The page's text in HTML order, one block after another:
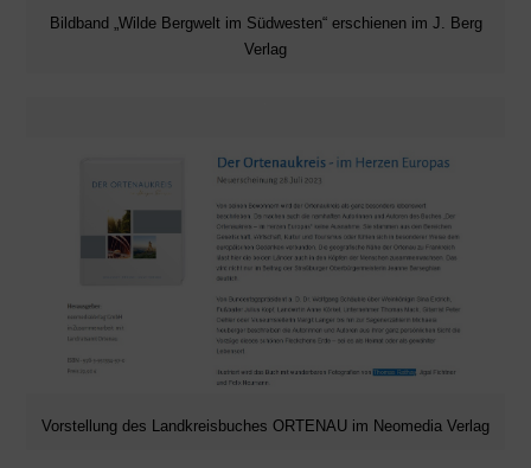
Bildband „Wilde Bergwelt im Südwesten“ erschienen im J. Berg
Verlag
Vorstellung des Landkreisbuches ORTENAU im Neomedia Verlag